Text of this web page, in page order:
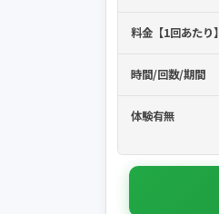
料金【1回あたり】
時間/回数/期間
体験有無